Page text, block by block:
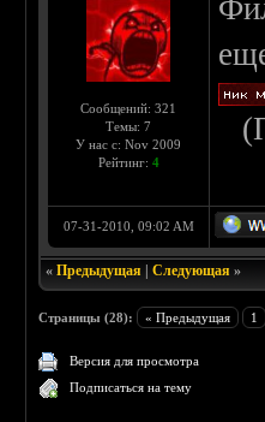
Сообщений: 321
Темы: 7
У нас с: Nov 2009
Рейтинг: 4
07-31-2010, 09:02 AM
«Предыдущая |Следующая »
Страницы (28): « Предыдущая 1
Версия для просмотра
Подписаться на тему